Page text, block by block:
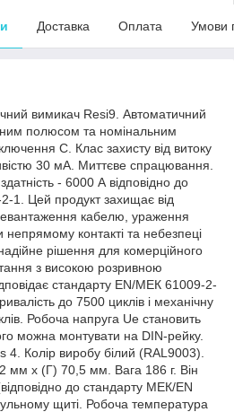
Доставка Оплата Умови
вимикач Resi9. Автоматичний
полюсом та номінальним
C. Клас захисту від витоку
30 мА. Миттєве спрацювання.
- 6000 А відповідно до
1. Цей продукт захищає від
кабелю, ураження
контакті та небезпеці
рішення для комерційного
з високою розривною
стандарту EN/МЕК 61009-2-
до 7500 циклів і механічну
Робоча напруга Ue становить
можна монтувати на DIN-рейку.
Колір виробу білий (RAL9003).
мм х (Г) 70,5 мм. Вага 186 г. Він
до стандарту МЕК/EN
щиті. Робоча температура